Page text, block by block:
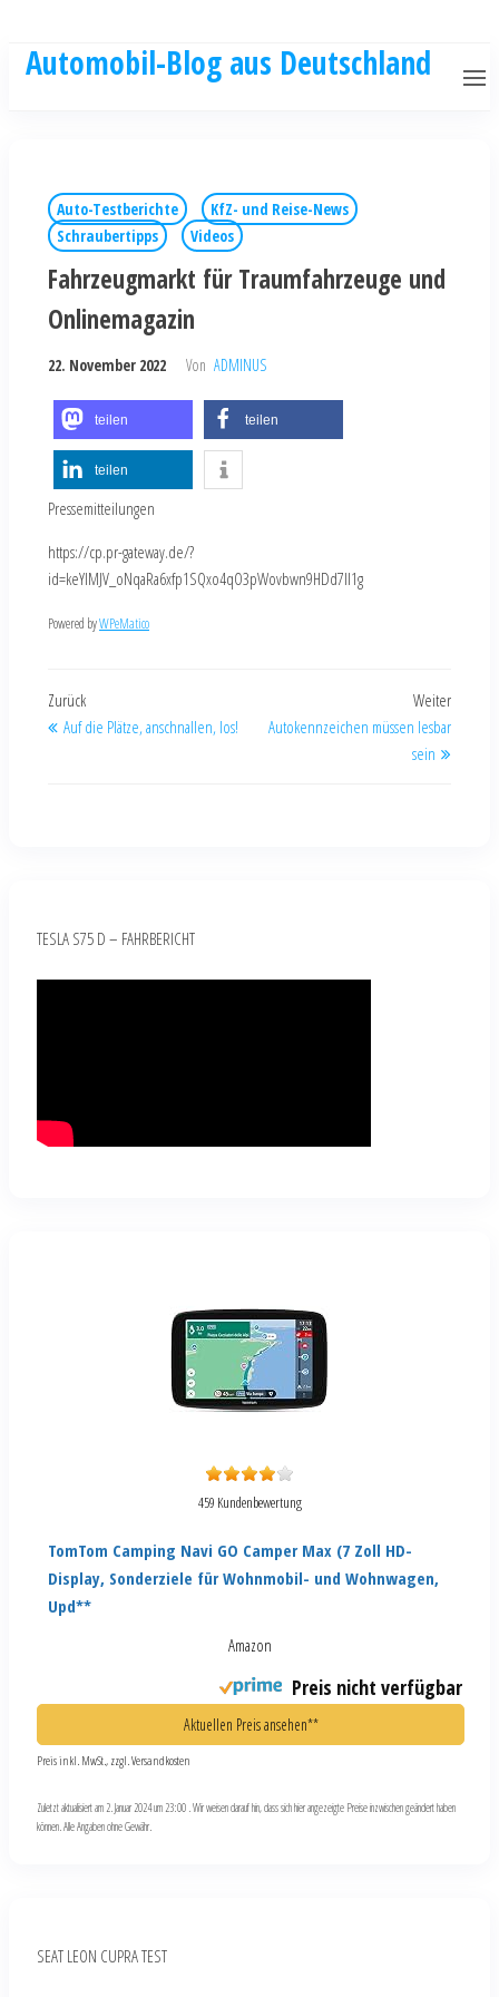
Automobil-Blog aus Deutschland
Auto-Testberichte
KfZ- und Reise-News
Schraubertipps
Videos
Fahrzeugmarkt für Traumfahrzeuge und
Onlinemagazin
22. November 2022 Von ADMINUS
teilen teilen
teilen
Pressemitteilungen
https://cp.pr-gateway.de/?
id=keYlMJV_oNqaRa6xfp1SQxo4qO3pWovbwn9HDd7Il1g
Powered byWPeMatico
Zurück
Auf die Plätze, anschnallen, los!
Weiter
Autokennzeichen müssen lesbar
sein
TESLA S75 D – FAHRBERICHT
459 Kundenbewertung
TomTom Camping Navi GO Camper Max (7 Zoll HD-
Display, Sonderziele für Wohnmobil- und Wohnwagen,
Upd**
Amazon
Preis nicht verfügbar
Aktuellen Preis ansehen**
Preis inkl. MwSt., zzgl. Versandkosten
Zuletzt aktualisiert am 2. Januar 2024 um 23:00 . Wir weisen darauf hin, dass sich hier angezeigte Preise inzwischen geändert haben
können. Alle Angaben ohne Gewähr.
SEAT LEON CUPRA TEST